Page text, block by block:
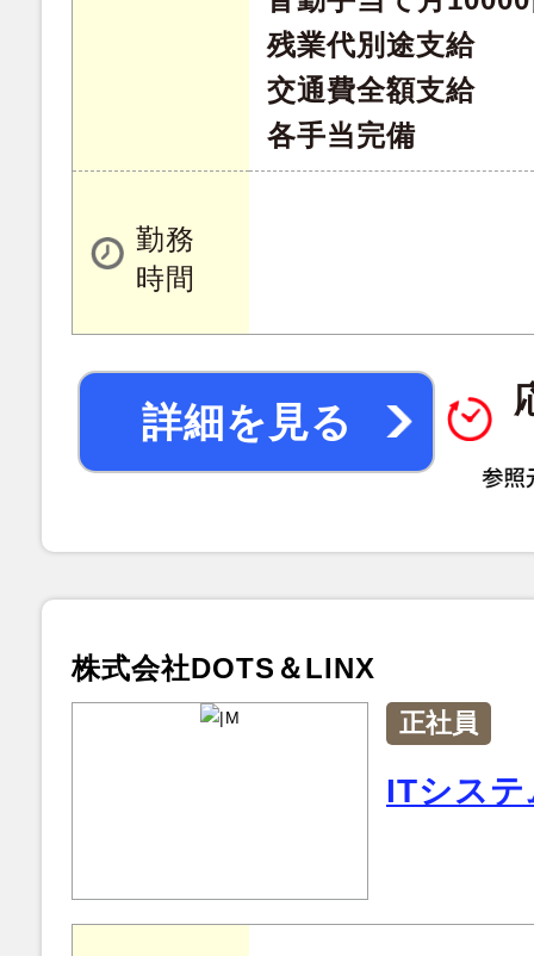
残業代別途支給
交通費全額支給
各手当完備
勤務
時間
詳細を見る
株式会社DOTS＆LINX
正社員
ITシス